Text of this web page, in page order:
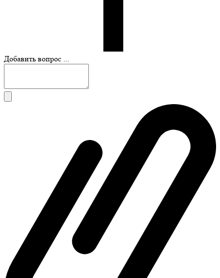
Добавить вопрос ...